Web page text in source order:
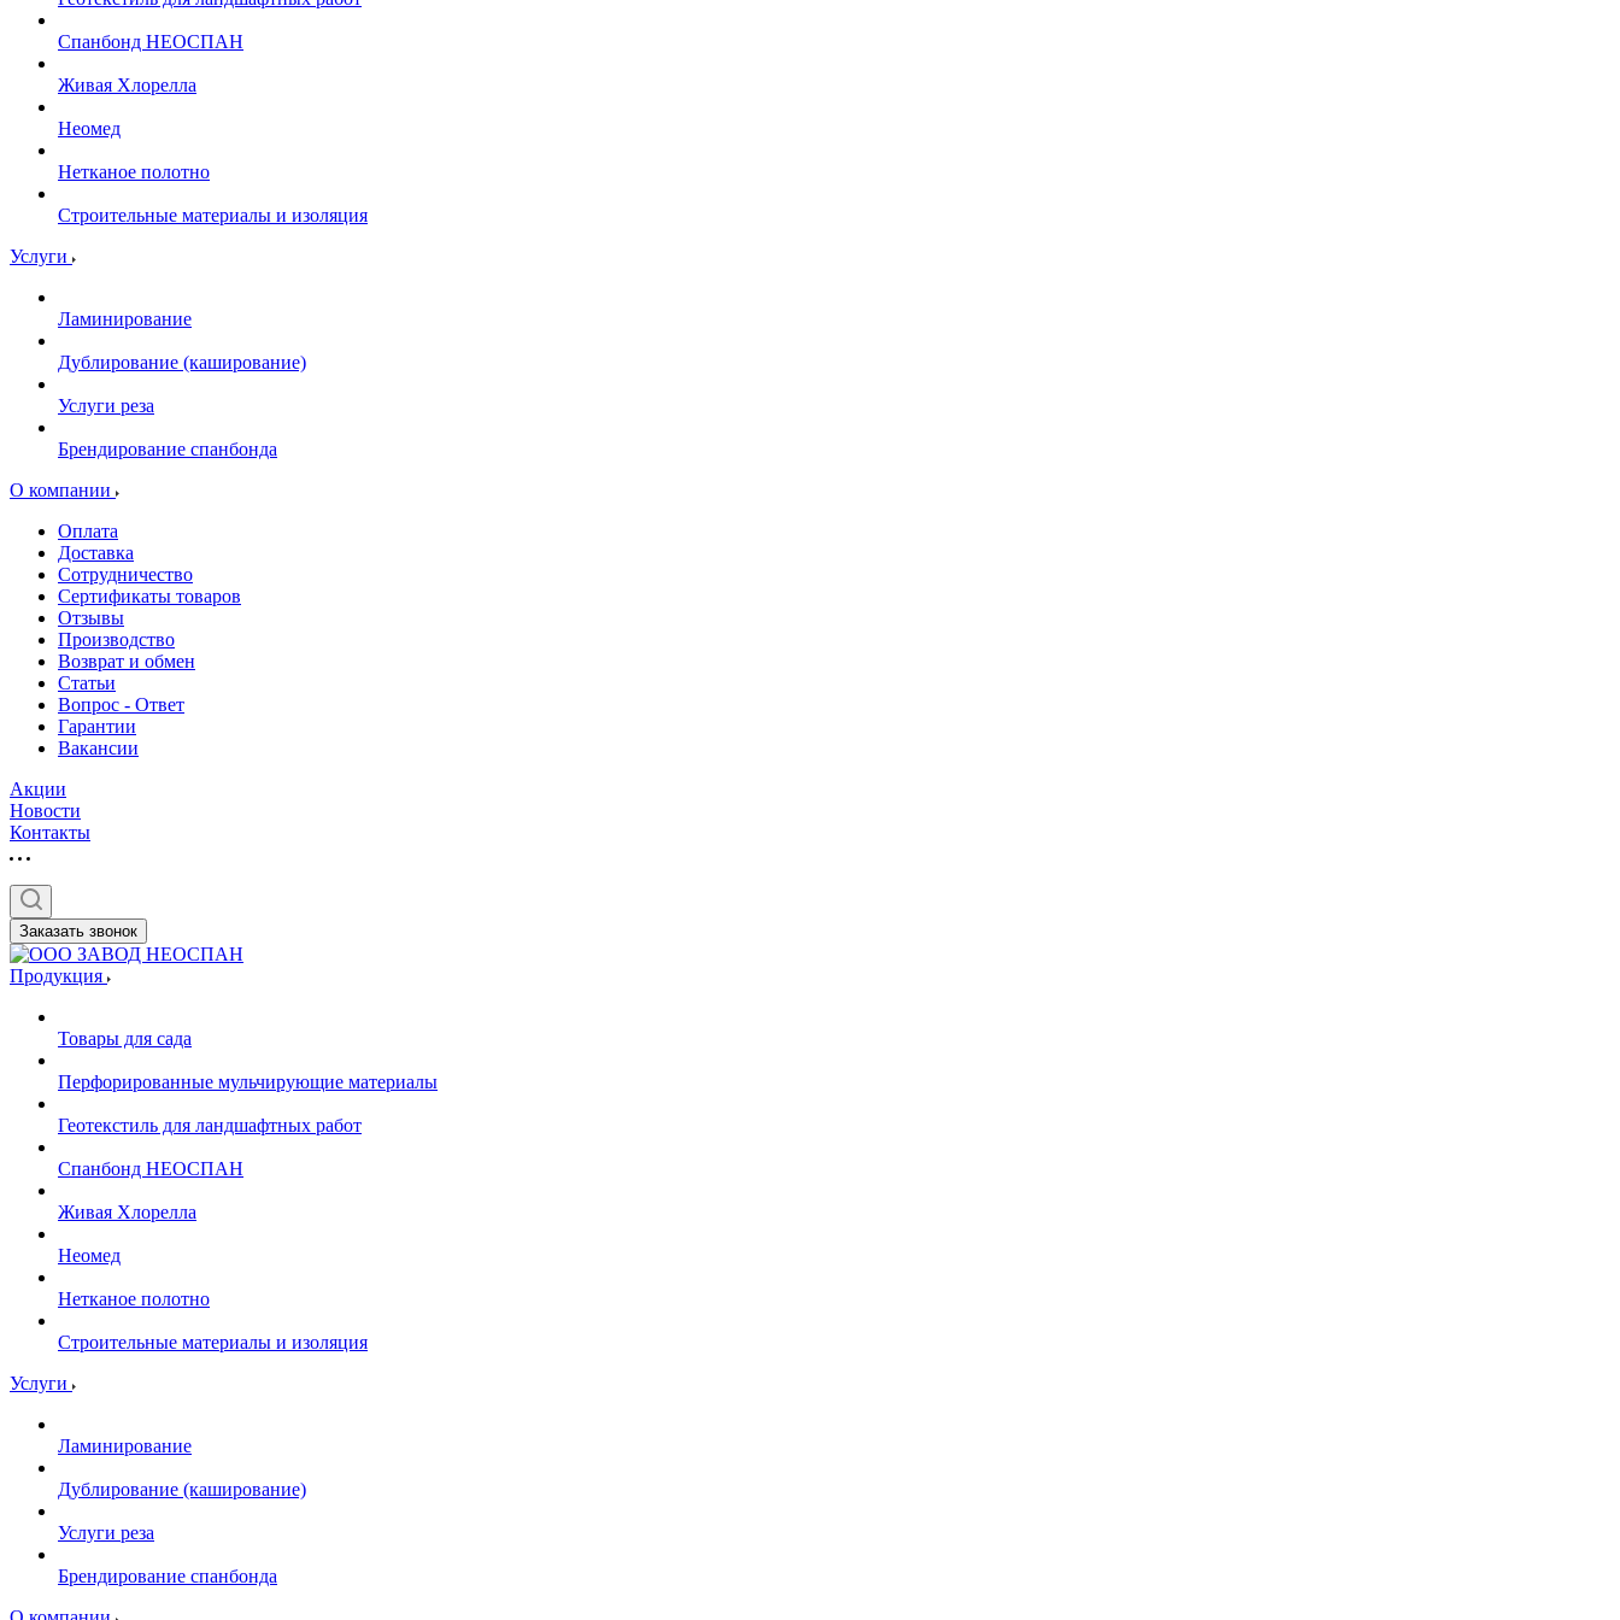
Спанбонд НЕОСПАН
Живая Хлорелла
Нeомед
Нетканое полотно
Строительные материалы и изоляция
Услуги
Ламинирование
Дублирование (каширование)
Услуги реза
Брендирование спанбонда
О компании
Оплата
Доставка
Сотрудничество
Сертификаты товаров
Отзывы
Производство
Возврат и обмен
Статьи
Вопрос - Ответ
Гарантии
Вакансии
Акции
Новости
Контакты
Заказать звонок
Продукция
Товары для сада
Перфорированные мульчирующие материалы
Геотекстиль для ландшафтных работ
Спанбонд НЕОСПАН
Живая Хлорелла
Нeомед
Нетканое полотно
Строительные материалы и изоляция
Услуги
Ламинирование
Дублирование (каширование)
Услуги реза
Брендирование спанбонда